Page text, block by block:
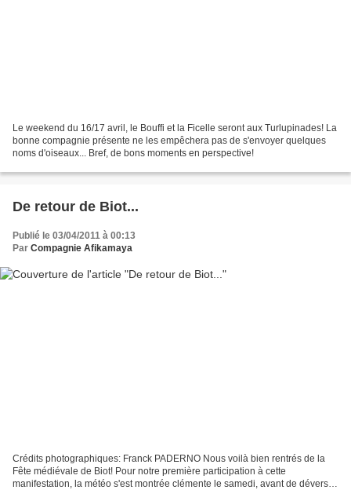
Le weekend du 16/17 avril, le Bouffi et la Ficelle seront aux Turlupinades! La
bonne compagnie présente ne les empêchera pas de s'envoyer quelques
noms d'oiseaux... Bref, de bons moments en perspective!
De retour de Biot...
Publié le 03/04/2011 à 00:13
Par Compagnie Afikamaya
Crédits photographiques: Franck PADERNO Nous voilà bien rentrés de la
Fête médiévale de Biot! Pour notre première participation à cette
manifestation, la météo s'est montrée clémente le samedi, avant de déverser